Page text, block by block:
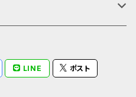
LINE ポスト